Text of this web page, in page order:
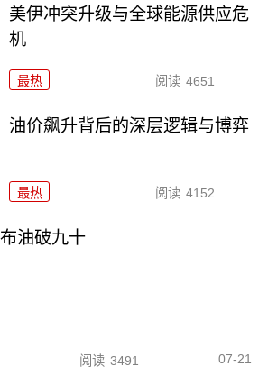
美伊冲突升级与全球能源供应危
机
最热 阅读 4651
油价飙升背后的深层逻辑与博弈
最热 阅读 4152
油破九十
阅读 3491 07-21